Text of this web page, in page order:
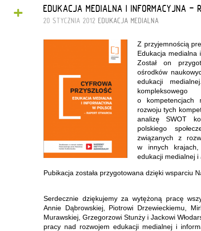
+ EDUKACJA MEDIALNA I INFORMACYJNA -
20 STYCZNIA 2012 EDUKACJA MEDIALNA
Z przyjemnością
Edukacja medialna
Został on
ośrodków
edukacji
o kompetencjach
rozwoju tych
analizę SWOT
polskiego
związanych z
w innych
edukacji medialnej i
Pubikacja została przygotowana dzięki wsparciu
Serdecznie dziękujemy za wytężoną pracę
Annie Dąbrowskiej, Piotrowi Drzewieckiemu,
Murawskiej, Grzegorzowi Stunży i Jackowi
pracy nad rozwojem edukacji medialnej i